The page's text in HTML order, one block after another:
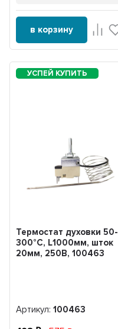
в корзину
Термостат духовки 50-
300°С, L1000мм, шток
20мм, 250В, 100463
Артикул:100463